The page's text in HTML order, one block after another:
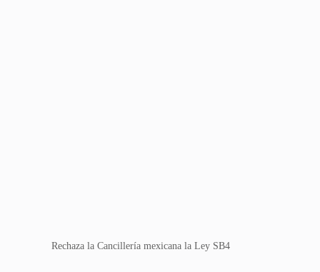
Rechaza la Cancillería mexicana la Ley SB4